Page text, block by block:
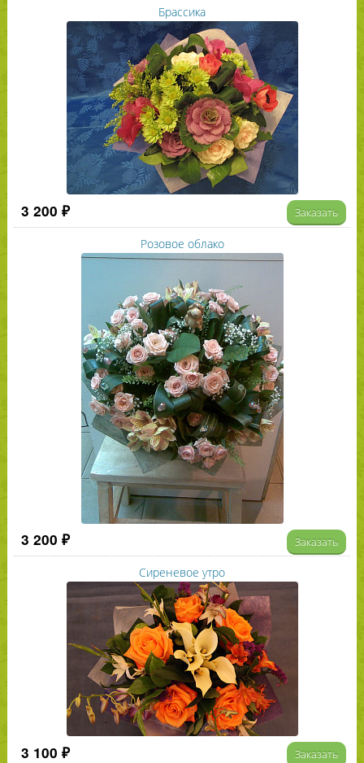
Брассика
3 200 ₽ Заказать
Розовое облако
3 200 ₽ Заказать
Сиреневое утро
3 100 ₽ Заказать